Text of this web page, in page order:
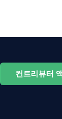
컨트리뷰터